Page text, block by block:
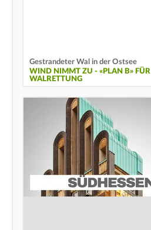
Gestrandeter Wal in der Ostsee
WIND NIMMT ZU - «PLAN B» FÜR
WALRETTUNG